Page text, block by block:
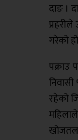
दाङ ।
गरेको
पक्राउ
रहेको